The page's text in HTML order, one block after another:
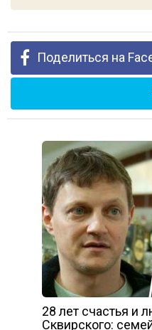
Поделиться на
28 лет счастья и
Сквирского: